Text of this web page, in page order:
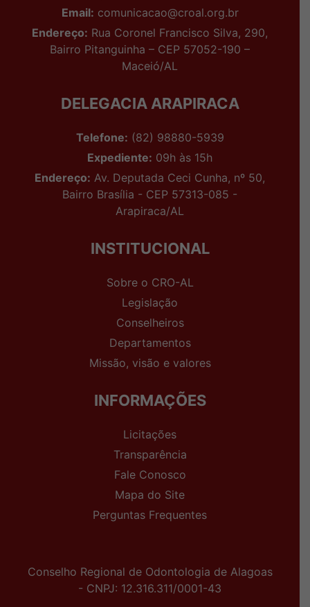
Email: comunicacao@croal.org.br
Endereço: Rua Coronel Francisco Silva, 290,
Bairro Pitanguinha – CEP 57052-190 –
Maceió/AL
DELEGACIA ARAPIRACA
Telefone: (82) 98880-5939
Expediente: 09h às 15h
Endereço: Av. Deputada Ceci Cunha, nº 50,
Bairro Brasília - CEP 57313-085 -
Arapiraca/AL
INSTITUCIONAL
Sobre o CRO-AL
Legislação
Conselheiros
Departamentos
Missão, visão e valores
INFORMAÇÕES
Licitações
Transparência
Fale Conosco
Mapa do Site
Perguntas Frequentes
Conselho Regional de Odontologia de Alagoas
- CNPJ: 12.316.311/0001-43